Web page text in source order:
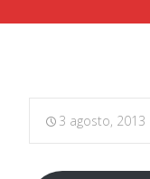
3 agosto, 2013